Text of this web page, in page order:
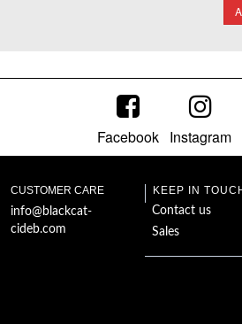
Facebook Instagram